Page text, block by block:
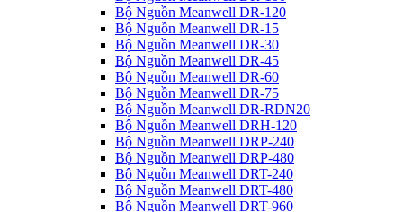
Bộ Nguồn Meanwell DR-120
Bộ Nguồn Meanwell DR-15
Bộ Nguồn Meanwell DR-30
Bộ Nguồn Meanwell DR-45
Bộ Nguồn Meanwell DR-60
Bộ Nguồn Meanwell DR-75
Bộ Nguồn Meanwell DR-RDN20
Bộ Nguồn Meanwell DRH-120
Bộ Nguồn Meanwell DRP-240
Bộ Nguồn Meanwell DRP-480
Bộ Nguồn Meanwell DRT-240
Bộ Nguồn Meanwell DRT-480
Bộ Nguồn Meanwell DRT-960